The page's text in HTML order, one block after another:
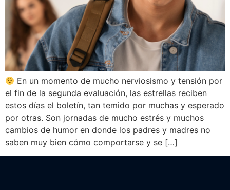
En un momento de mucho nerviosismo y tensión por
el fin de la segunda evaluación, las estrellas reciben
estos días el boletín, tan temido por muchas y esperado
por otras. Son jornadas de mucho estrés y muchos
cambios de humor en donde los padres y madres no
saben muy bien cómo comportarse y se […]